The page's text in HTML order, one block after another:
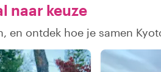
naar keuze
en ontdek hoe je samen